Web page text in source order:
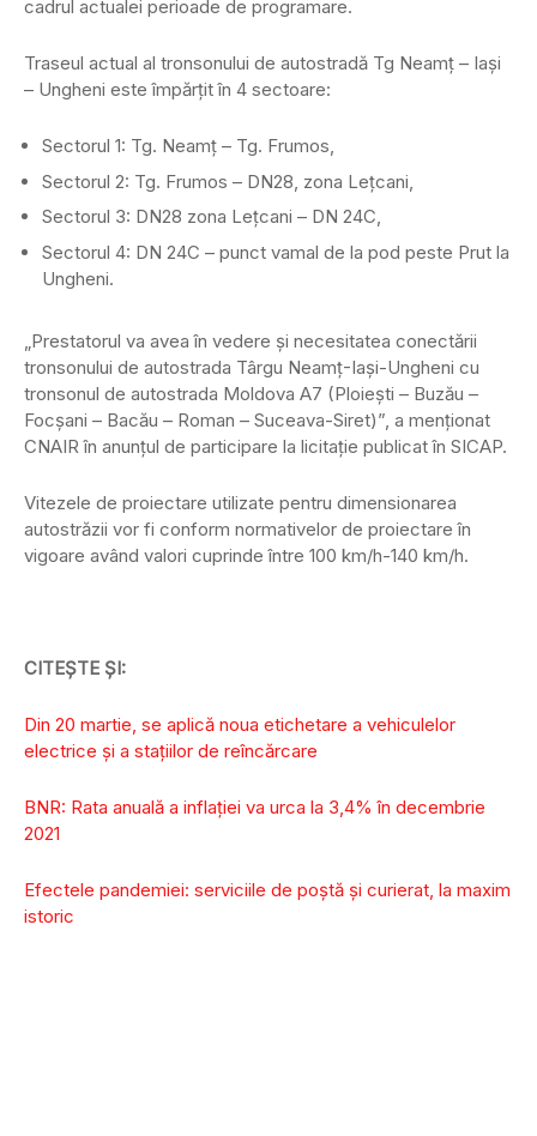
cadrul actualei perioade de programare.
Traseul actual al tronsonului de autostradă Tg Neamț – Iași
– Ungheni este împărțit în 4 sectoare:
Sectorul 1: Tg. Neamț – Tg. Frumos,
Sectorul 2: Tg. Frumos – DN28, zona Lețcani,
Sectorul 3: DN28 zona Lețcani – DN 24C,
Sectorul 4: DN 24C – punct vamal de la pod peste Prut la
Ungheni.
„Prestatorul va avea în vedere și necesitatea conectării
tronsonului de autostrada Târgu Neamț-Iași-Ungheni cu
tronsonul de autostrada Moldova A7 (Ploiești – Buzău –
Focșani – Bacău – Roman – Suceava-Siret)”, a menționat
CNAIR în anunțul de participare la licitație publicat în SICAP.
Vitezele de proiectare utilizate pentru dimensionarea
autostrăzii vor fi conform normativelor de proiectare în
vigoare având valori cuprinde între 100 km/h-140 km/h.
CITEȘTE ȘI:
Din 20 martie, se aplică noua etichetare a vehiculelor
electrice și a stațiilor de reîncărcare
BNR: Rata anuală a inflaţiei va urca la 3,4% în decembrie
2021
Efectele pandemiei: serviciile de poștă și curierat, la maxim
istoric